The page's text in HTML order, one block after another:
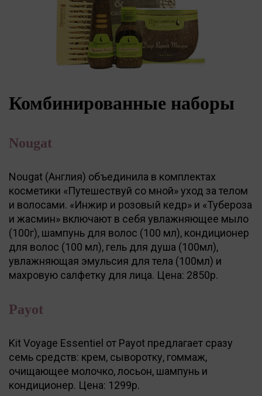
Комбинированные наборы
Nougat
Nougat (Англия) объединила в комплектах
косметики «Путешествуй со мной» уход за телом
и волосами. «Инжир и розовый кедр» и «Тубероза
и жасмин» включают в себя увлажняющее мыло
(100г), шампунь для волос (100 мл), кондиционер
для волос (100 мл), гель для душа (100мл),
увлажняющая эмульсия для тела (100мл) и
махровую салфетку для лица. Цена: 2850р.
Payot
Kit Voyage Essentiel от Payot предлагает сразу
семь средств: крем, сыворотку, гоммаж,
очищающее молочко, лосьон, шампунь и
кондиционер. Цена: 1299р.